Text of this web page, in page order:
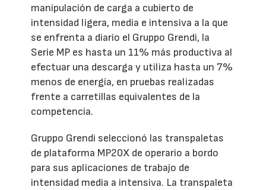
manipulación de carga a cubierto de
intensidad ligera, media e intensiva a la que
se enfrenta a diario el Gruppo Grendi, la
Serie MP es hasta un 11% más productiva al
efectuar una descarga y utiliza hasta un 7%
menos de energía, en pruebas realizadas
frente a carretillas equivalentes de la
competencia.
Gruppo Grendi seleccionó las transpaletas
de plataforma MP20X de operario a bordo
para sus aplicaciones de trabajo de
intensidad media a intensiva. La transpaleta